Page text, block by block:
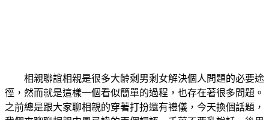
相親聯誼相親是很多大齡剩男剩女解決個人問題的必要途
徑，然而就是這樣一個看似簡單的過程，也存在著很多問題。
之前總是跟大家聊相親的穿著打扮還有禮儀，今天換個話題，